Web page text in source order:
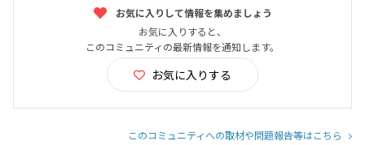
お気に入りして情報を集めましょう
お気に入りすると、
このコミュニティの最新情報を通知します。
お気に入りする
このコミュニティへの取材や問題報告等はこちら